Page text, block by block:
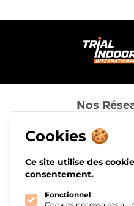
Cookies 🍪
Ce site utilise des
consentement.
Fonctionnel
Nos